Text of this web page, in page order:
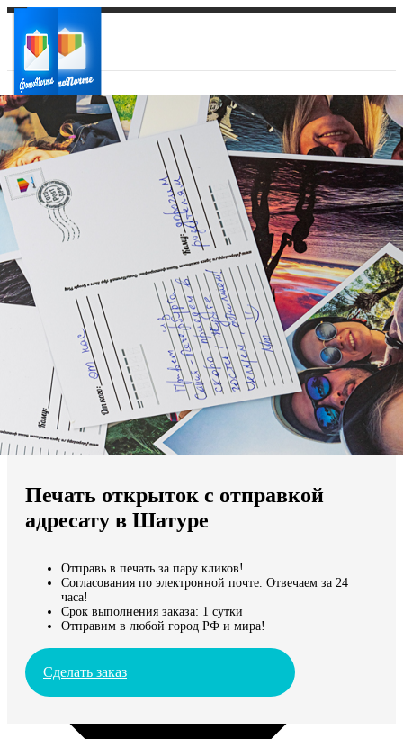
Ваш город:
Ваш регион доставки
Выберите из списка:
Мы доставляем по всему миру
Продолжить без города
Печать открыток с отправкой
адресату в Шатуре
Отправь в печать за пару кликов!
Согласования по электронной почте. Отвечаем за 24
часа!
Срок выполнения заказа: 1 сутки
Отправим в любой город РФ и мира!
Сделать заказ